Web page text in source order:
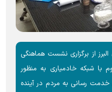
از برگزاری نشست هماهنگی
محروم با شبکه خادمیاری به منظور
خدمت رسانی به مردم در آینده